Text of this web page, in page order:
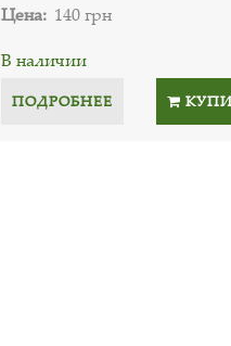
Цена: 140 грн
В наличии
ПОДРОБНЕЕ